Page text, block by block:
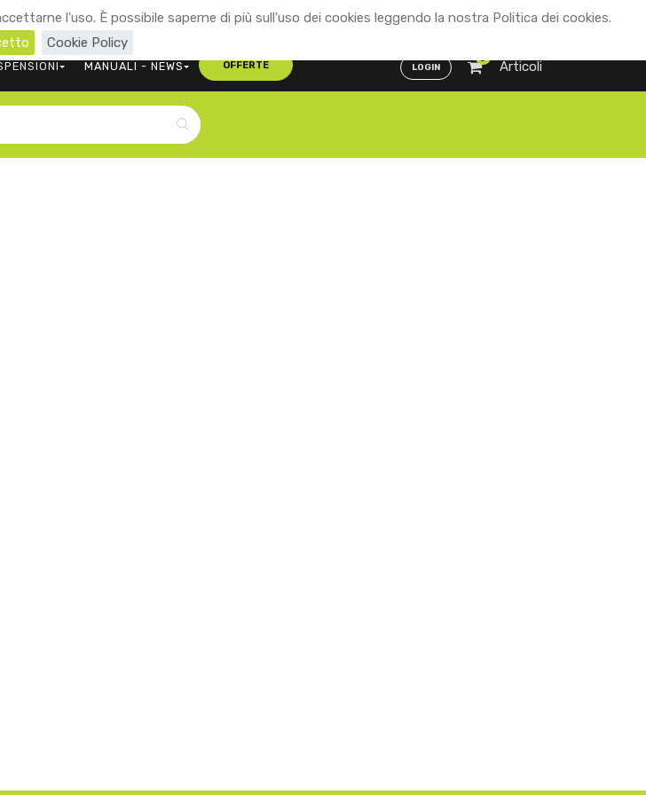
l'uso. È possibile saperne di più sull'uso dei cookies leggendo la nostra Politica dei cookies.
Cookie Policy
CONTATTACI Distributori ENG ITA
MANUALI - NEWS OFFERTE LOGIN
0
Articoli